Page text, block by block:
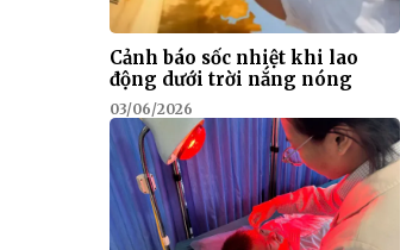
Cảnh báo sốc nhiệt khi lao
động dưới trời nắng nóng
03/06/2026